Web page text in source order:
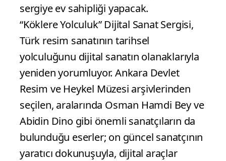
sergiye ev sahipliği yapacak.
“Köklere Yolculuk” Dijital Sanat Sergisi,
Türk resim sanatının tarihsel
yolculuğunu dijital sanatın olanaklarıyla
yeniden yorumluyor. Ankara Devlet
Resim ve Heykel Müzesi arşivlerinden
seçilen, aralarında Osman Hamdi Bey ve
Abidin Dino gibi önemli sanatçıların da
bulunduğu eserler; on güncel sanatçının
yaratıcı dokunuşuyla, dijital araçlar